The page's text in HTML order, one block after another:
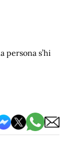
persona s’hi